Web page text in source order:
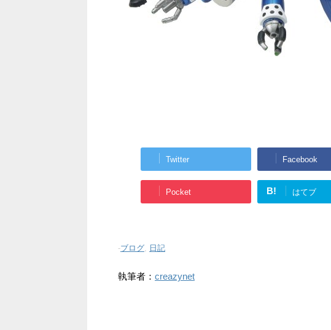
Twitter Facebook
Pocket B! はてブ
-ブログ, 日記
執筆者： creazynet